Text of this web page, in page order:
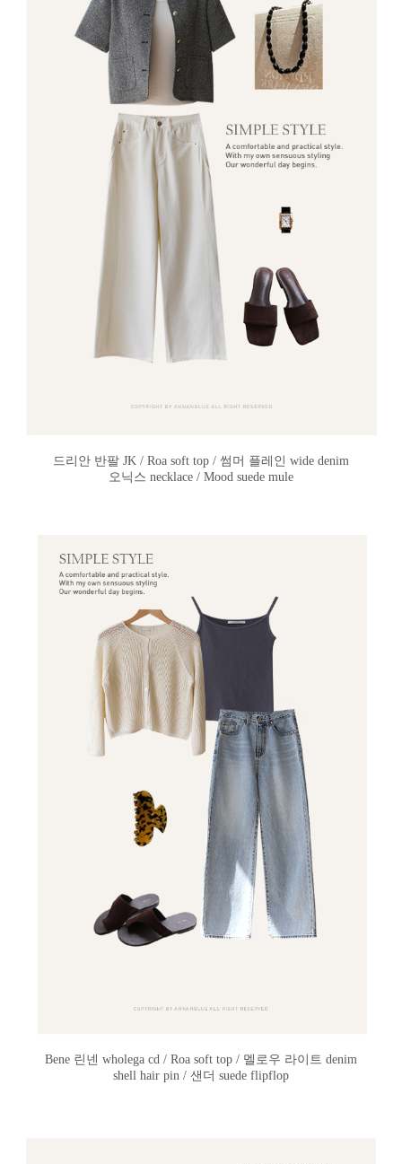
드리안 반팔 JK / Roa soft top / 썸머 플레인 wide denim
오닉스 necklace / Mood suede mule
Bene 린넨 wholega cd / Roa soft top / 멜로우 라이트 denim
shell hair pin / 샌더 suede flipflop